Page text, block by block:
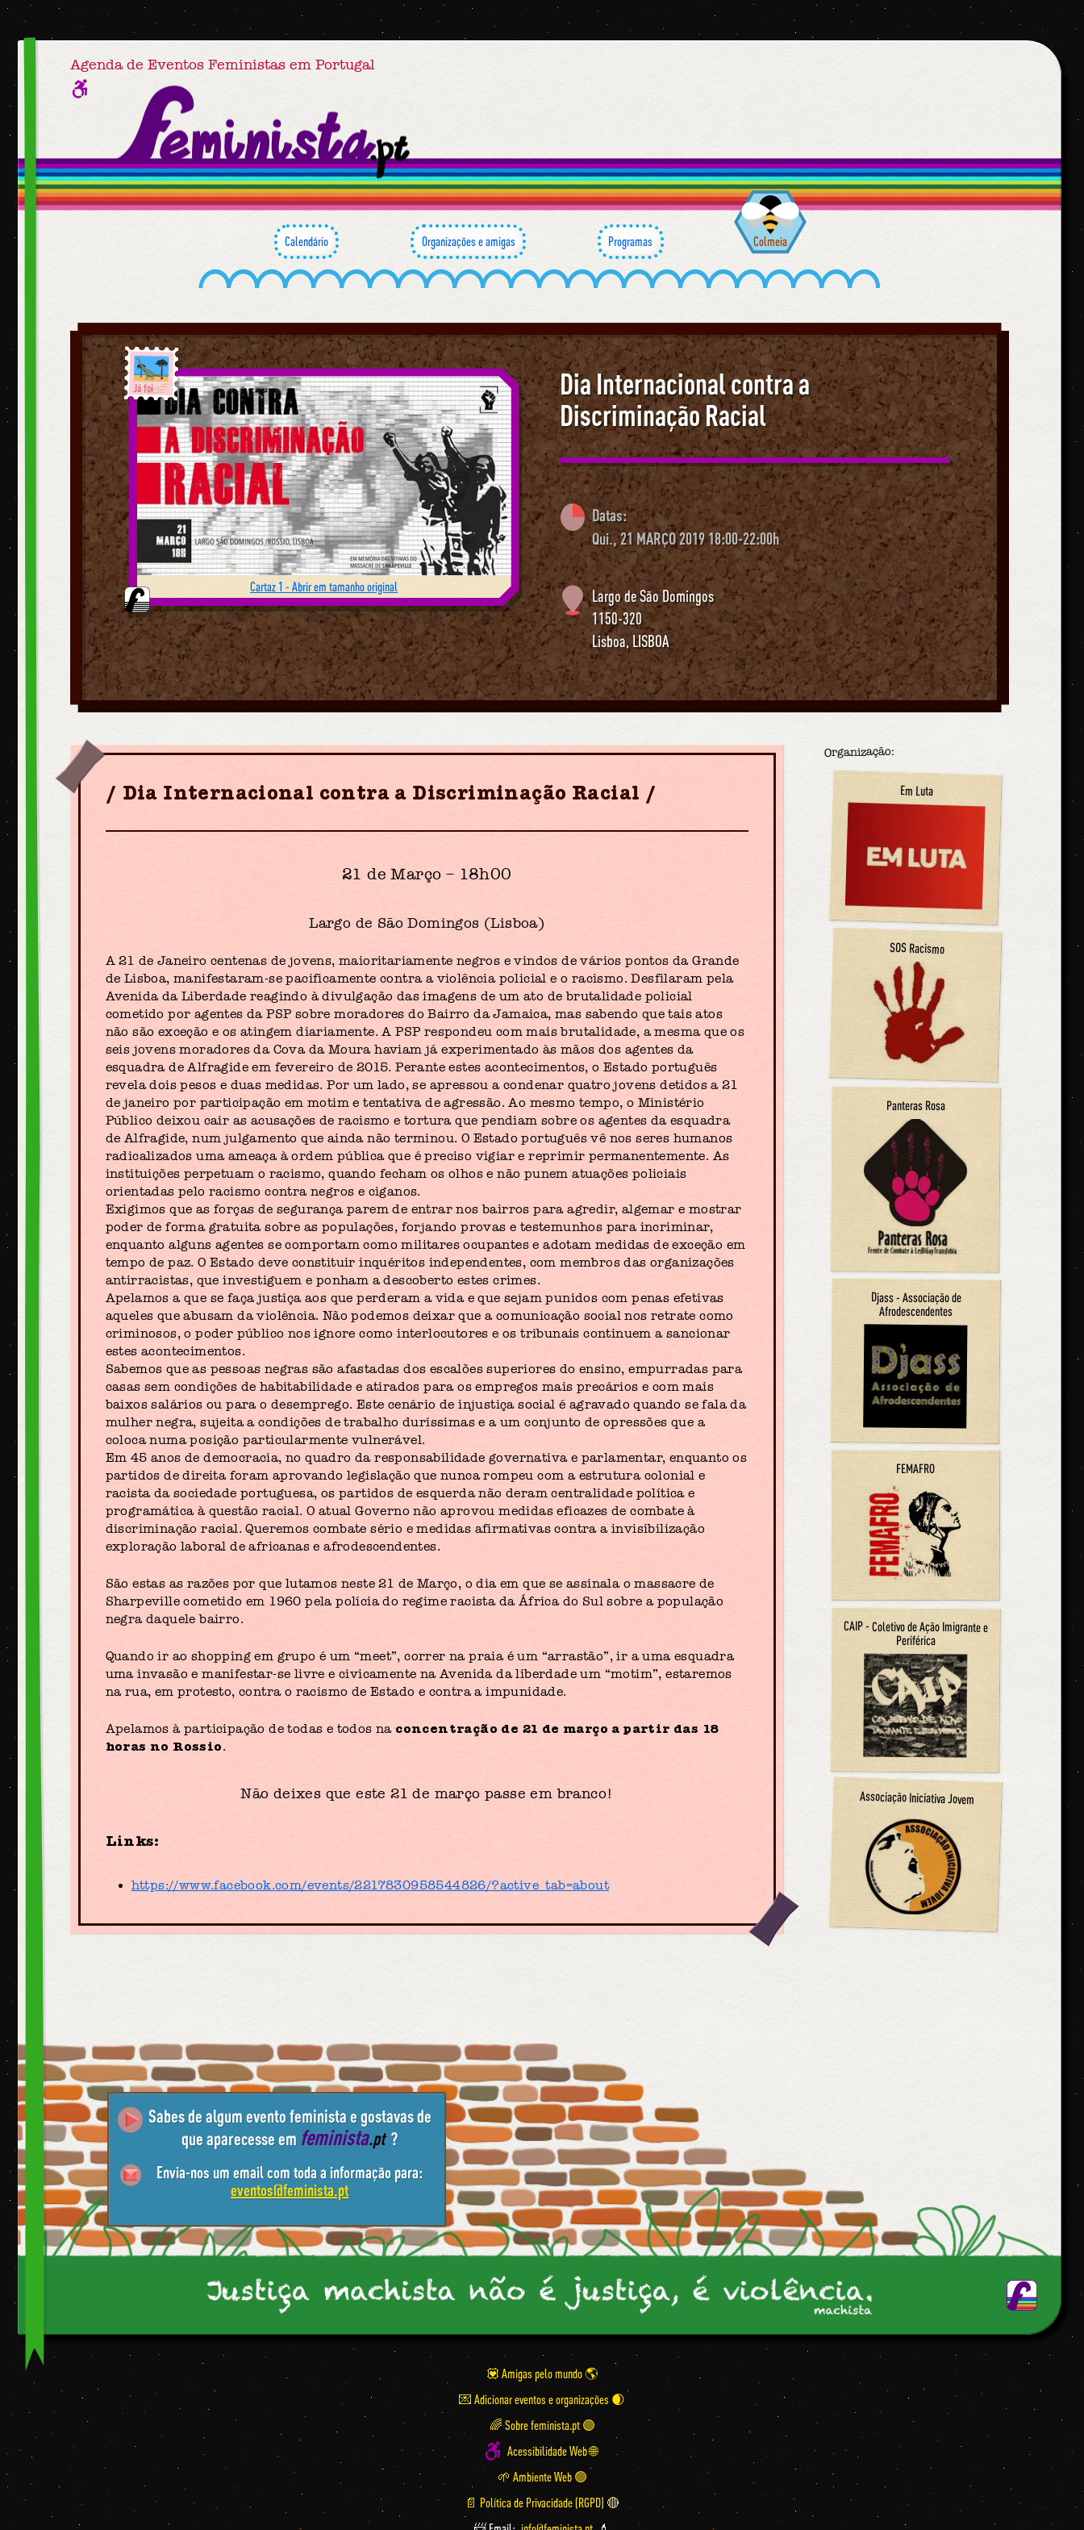
Agenda de Eventos Feministas em Portugal
Calendário Organizações e amigas Programas Colmeia
Dia Internacional contra a
Discriminação Racial
Datas:
Qui., 21 MARÇO 2019 18:00-22:00h
Largo de São Domingos
1150-320
Lisboa, LISBOA
Já foi
Cartaz 1 - Abrir em tamanho original
Dia Internacional contra a Discriminação Racial
21 de Março – 18h00
Largo de São Domingos (Lisboa)
A 21 de Janeiro centenas de jovens, maioritariamente negros e vindos de vários pontos da Grande
de Lisboa, manifestaram-se pacificamente contra a violência policial e o racismo. Desfilaram pela
Avenida da Liberdade reagindo à divulgação das imagens de um ato de brutalidade policial
cometido por agentes da PSP sobre moradores do Bairro da Jamaica, mas sabendo que tais atos
não são exceção e os atingem diariamente. A PSP respondeu com mais brutalidade, a mesma que os
seis jovens moradores da Cova da Moura haviam já experimentado às mãos dos agentes da
esquadra de Alfragide em fevereiro de 2015. Perante estes acontecimentos, o Estado português
revela dois pesos e duas medidas. Por um lado, se apressou a condenar quatro jovens detidos a 21
de janeiro por participação em motim e tentativa de agressão. Ao mesmo tempo, o Ministério
Público deixou cair as acusações de racismo e tortura que pendiam sobre os agentes da esquadra
de Alfragide, num julgamento que ainda não terminou. O Estado português vê nos seres humanos
radicalizados uma ameaça à ordem pública que é preciso vigiar e reprimir permanentemente. As
instituições perpetuam o racismo, quando fecham os olhos e não punem atuações policiais
orientadas pelo racismo contra negros e ciganos.
Exigimos que as forças de segurança parem de entrar nos bairros para agredir, algemar e mostrar
poder de forma gratuita sobre as populações, forjando provas e testemunhos para incriminar,
enquanto alguns agentes se comportam como militares ocupantes e adotam medidas de exceção em
tempo de paz. O Estado deve constituir inquéritos independentes, com membros das organizações
antirracistas, que investiguem e ponham a descoberto estes crimes.
Apelamos a que se faça justiça aos que perderam a vida e que sejam punidos com penas efetivas
aqueles que abusam da violência. Não podemos deixar que a comunicação social nos retrate como
criminosos, o poder público nos ignore como interlocutores e os tribunais continuem a sancionar
estes acontecimentos.
Sabemos que as pessoas negras são afastadas dos escalões superiores do ensino, empurradas para
casas sem condições de habitabilidade e atirados para os empregos mais precários e com mais
baixos salários ou para o desemprego. Este cenário de injustiça social é agravado quando se fala da
mulher negra, sujeita a condições de trabalho duríssimas e a um conjunto de opressões que a
coloca numa posição particularmente vulnerável.
Em 45 anos de democracia, no quadro da responsabilidade governativa e parlamentar, enquanto os
partidos de direita foram aprovando legislação que nunca rompeu com a estrutura colonial e
racista da sociedade portuguesa, os partidos de esquerda não deram centralidade política e
programática à questão racial. O atual Governo não aprovou medidas eficazes de combate à
discriminação racial. Queremos combate sério e medidas afirmativas contra a invisibilização
exploração laboral de africanas e afrodescendentes.
São estas as razões por que lutamos neste 21 de Março, o dia em que se assinala o massacre de
Sharpeville cometido em 1960 pela polícia do regime racista da África do Sul sobre a população
negra daquele bairro.
Quando ir ao shopping em grupo é um “meet”, correr na praia é um “arrastão”, ir a uma esquadra
uma invasão e manifestar-se livre e civicamente na Avenida da liberdade um “motim”, estaremos
na rua, em protesto, contra o racismo de Estado e contra a impunidade.
Apelamos à participação de todas e todos na concentração de 21 de março a partir das 18
horas no Rossio.
Não deixes que este 21 de março passe em branco!
Links:
https://www.facebook.com/events/2217830958544826/?active_tab=about
Organização:
Em Luta
SOS Racismo
Panteras Rosa
Djass - Associação de
Afrodescendentes
FEMAFRO
CAIP - Coletivo de Ação Imigrante e
Periférica
Associação Iniciativa Jovem
Sabes de algum evento feminista e gostavas de
que aparecesse em feminista.pt ?
Envia-nos um email com toda a informação para:
eventos@feminista.pt
💟 Amigas pelo mundo
💌 Adicionar eventos e organizações
🌈 Sobre feminista.pt 🟣
Acessibilidade Web 🌐
🌱 Ambiente Web 🟢
📄 Política de Privacidade (RGPD) 🔴